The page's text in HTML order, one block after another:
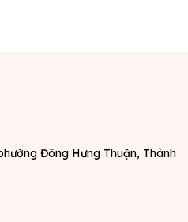
Đông Hưng Thuận, Thành